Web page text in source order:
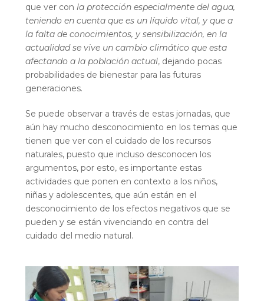
que ver con la protección especialmente del agua,
teniendo en cuenta que es un líquido vital, y que a
la falta de conocimientos, y sensibilización, en la
actualidad se vive un cambio climático que esta
afectando a la población actual, dejando pocas
probabilidades de bienestar para las futuras
generaciones.
Se puede observar a través de estas jornadas, que
aún hay mucho desconocimiento en los temas que
tienen que ver con el cuidado de los recursos
naturales, puesto que incluso desconocen los
argumentos, por esto, es importante estas
actividades que ponen en contexto a los niños,
niñas y adolescentes, que aún están en el
desconocimiento de los efectos negativos que se
pueden y se están vivenciando en contra del
cuidado del medio natural.